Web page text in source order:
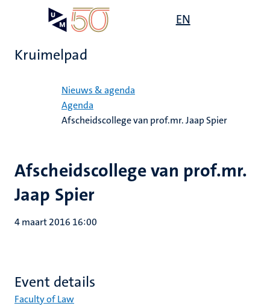
EN
Kruimelpad
Nieuws & agenda
Agenda
Afscheidscollege van prof.mr. Jaap Spier
Afscheidscollege van prof.mr.
Jaap Spier
4 maart 2016 16:00
Event details
Faculty of Law